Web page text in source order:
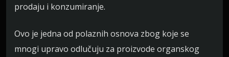
prodaju i konzumiranje.
Ovo je jedna od polaznih osnova zbog koje se
mnogi upravo odlučuju za proizvode organskog